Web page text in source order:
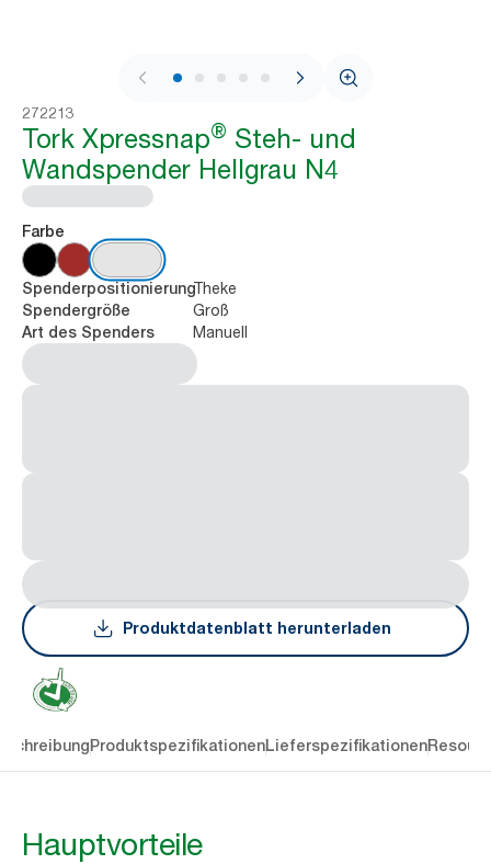
1 / 8
272213
Tork Xpressnap® Steh- und
Wandspender Hellgrau N4
Farbe
SpenderpositionierungTheke
Spendergröße Groß
Art des Spenders Manuell
Produktdatenblatt herunterladen
ProduktspezifikationenLieferspezifikationen
Hauptvorteile